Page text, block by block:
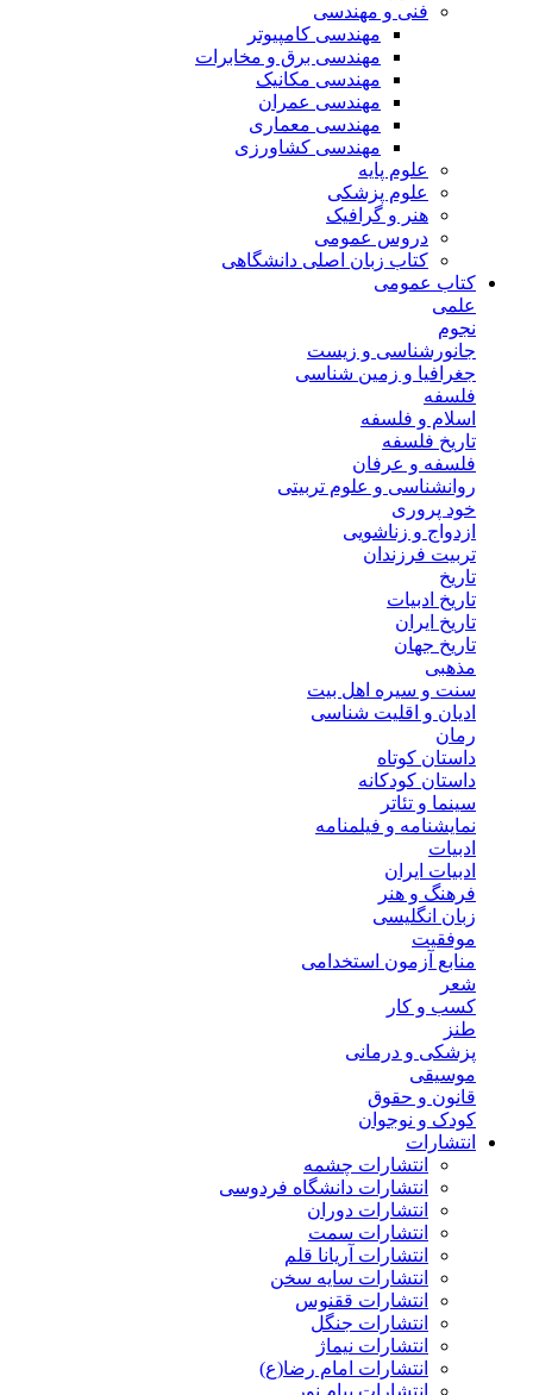
فنی و مهندسی
مهندسی کامپیوتر
مهندسی برق و مخابرات
مهندسی مکانیک
مهندسی عمران
مهندسی معماری
مهندسی کشاورزی
علوم پایه
علوم پزشکی
هنر و گرافیک
دروس عمومی
کتاب زبان اصلی دانشگاهی
کتاب عمومی
علمی
نجوم
جانورشناسی و زیست
جغرافیا و زمین شناسی
فلسفه
اسلام و فلسفه
تاریخ فلسفه
فلسفه و عرفان
روانشناسی و علوم تربیتی
خود پروری
ازدواج و زناشویی
تربیت فرزندان
تاریخ
تاریخ ادبیات
تاریخ ایران
تاریخ جهان
مذهبی
سنت و سیره اهل بیت
ادیان و اقلیت شناسی
رمان
داستان کوتاه
داستان کودکانه
سینما و تئاتر
نمایشنامه و فیلمنامه
ادبیات
ادبیات ایران
فرهنگ و هنر
زبان انگلیسی
موفقیت
منابع آزمون استخدامی
شعر
کسب و کار
طنز
پزشکی و درمانی
موسیقی
قانون و حقوق
کودک و نوجوان
انتشارات
انتشارات چشمه
انتشارات دانشگاه فردوسی
انتشارات دوران
انتشارات سمت
انتشارات آریانا قلم
انتشارات سایه سخن
انتشارات ققنوس
انتشارات جنگل
انتشارات نیماژ
انتشارات امام رضا(ع)
انتشارات پیام نور